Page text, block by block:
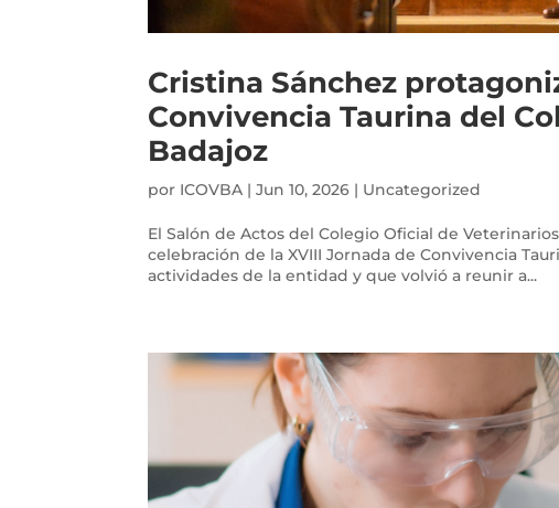
Cristina Sánchez
Convivencia Taurina del
Badajoz
por ICOVBA |Jun 10, 2026 | Uncategorized
El Salón de Actos del Colegio Oficial de
celebración de la XVIII Jornada de Convivencia
actividades de la entidad y que volvió a reunir a...